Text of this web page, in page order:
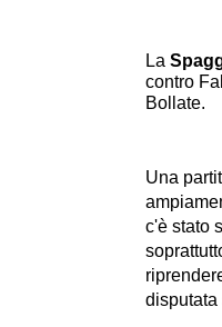
La
contro
Bollate.
Una
c'è stato
disputata